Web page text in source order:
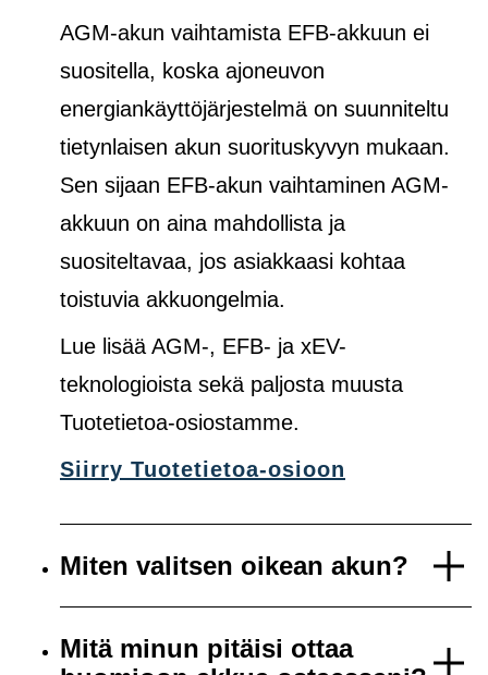
AGM-akun vaihtamista EFB-akkuun ei
suositella, koska ajoneuvon
energiankäyttöjärjestelmä on suunniteltu
tietynlaisen akun suorituskyvyn mukaan.
Sen sijaan EFB-akun vaihtaminen AGM-
akkuun on aina mahdollista ja
suositeltavaa, jos asiakkaasi kohtaa
toistuvia akkuongelmia.
Lue lisää AGM-, EFB- ja xEV-
teknologioista sekä paljosta muusta
Tuotetietoa-osiostamme.
Siirry Tuotetietoa-osioon
Miten valitsen oikean akun?
Mitä minun pitäisi ottaa